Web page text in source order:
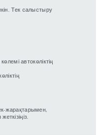
Тек салыстыру
автокөліктің
жарақтарымен,